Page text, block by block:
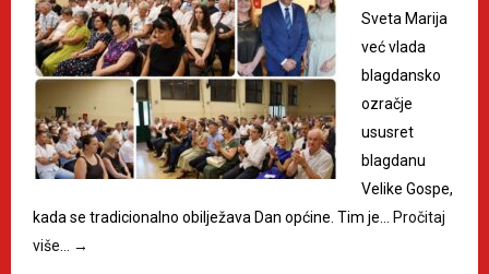
Sveta Marija
već vlada
blagdansko
ozračje
ususret
blagdanu
Velike Gospe,
kada se tradicionalno obilježava Dan općine. Tim je… Pročitaj
više…
→